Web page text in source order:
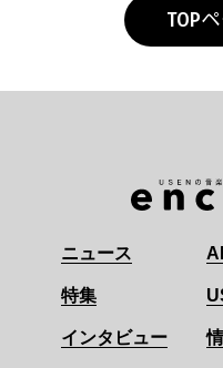
TOP
ニュース
特集
インタビュー